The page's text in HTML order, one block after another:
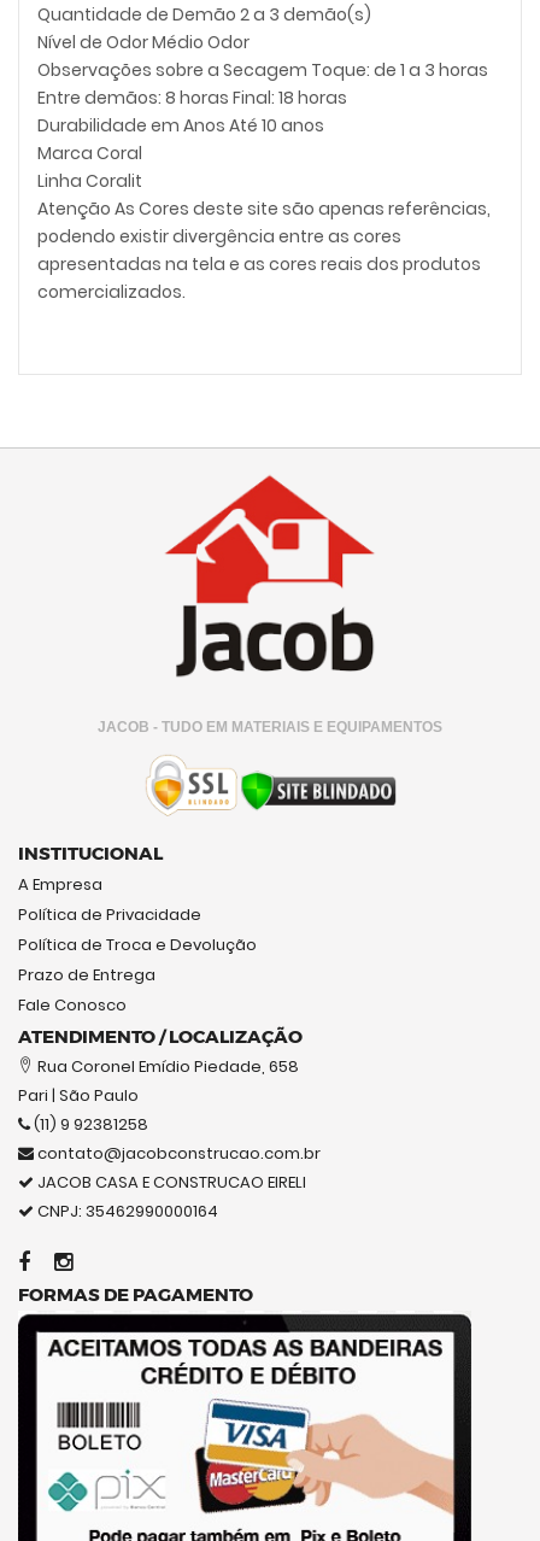
Quantidade de Demão 2 a 3 demão(s)
Nível de Odor Médio Odor
Observações sobre a Secagem Toque: de 1 a 3 horas
Entre demãos: 8 horas Final: 18 horas
Durabilidade em Anos Até 10 anos
Marca Coral
Linha Coralit
Atenção As Cores deste site são apenas referências,
podendo existir divergência entre as cores
apresentadas na tela e as cores reais dos produtos
comercializados.
JACOB - TUDO EM MATERIAIS E EQUIPAMENTOS
INSTITUCIONAL
A Empresa
Política de Privacidade
Política de Troca e Devolução
Prazo de Entrega
Fale Conosco
ATENDIMENTO / LOCALIZAÇÃO
Rua Coronel Emídio Piedade, 658
Pari | São Paulo
(11) 9 92381258
contato@jacobconstrucao.com.br
JACOB CASA E CONSTRUCAO EIRELI
CNPJ: 35462990000164
FORMAS DE PAGAMENTO